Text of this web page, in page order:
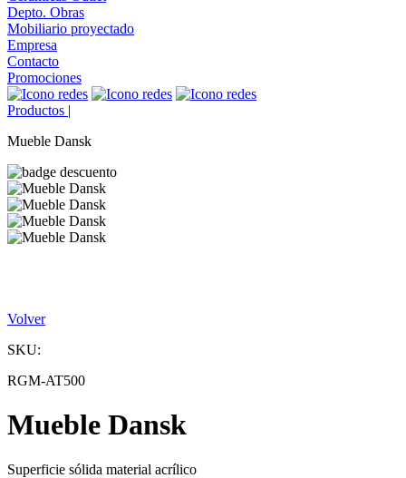
Depto. Obras
Mobiliario proyectado
Empresa
Contacto
Promociones
Productos |
Mueble Dansk
Volver
SKU:
RGM-AT500
Mueble Dansk
Superficie sólida material acrílico